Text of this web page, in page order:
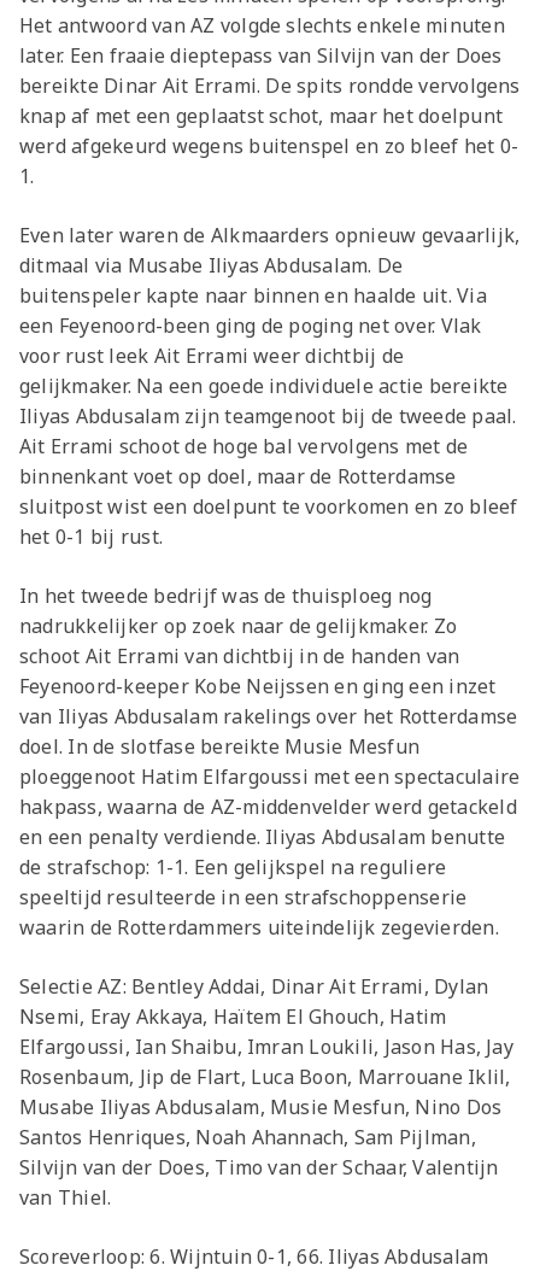
Het antwoord van AZ volgde slechts enkele minuten
later. Een fraaie dieptepass van Silvijn van der Does
bereikte Dinar Ait Errami. De spits rondde vervolgens
knap af met een geplaatst schot, maar het doelpunt
werd afgekeurd wegens buitenspel en zo bleef het 0-
1.
Even later waren de Alkmaarders opnieuw gevaarlijk,
ditmaal via Musabe Iliyas Abdusalam. De
buitenspeler kapte naar binnen en haalde uit. Via
een Feyenoord-been ging de poging net over. Vlak
voor rust leek Ait Errami weer dichtbij de
gelijkmaker. Na een goede individuele actie bereikte
Iliyas Abdusalam zijn teamgenoot bij de tweede paal.
Ait Errami schoot de hoge bal vervolgens met de
binnenkant voet op doel, maar de Rotterdamse
sluitpost wist een doelpunt te voorkomen en zo bleef
het 0-1 bij rust.
In het tweede bedrijf was de thuisploeg nog
nadrukkelijker op zoek naar de gelijkmaker. Zo
schoot Ait Errami van dichtbij in de handen van
Feyenoord-keeper Kobe Neijssen en ging een inzet
van Iliyas Abdusalam rakelings over het Rotterdamse
doel. In de slotfase bereikte Musie Mesfun
ploeggenoot Hatim Elfargoussi met een spectaculaire
hakpass, waarna de AZ-middenvelder werd getackeld
en een penalty verdiende. Iliyas Abdusalam benutte
de strafschop: 1-1. Een gelijkspel na reguliere
speeltijd resulteerde in een strafschoppenserie
waarin de Rotterdammers uiteindelijk zegevierden.
Selectie AZ: Bentley Addai, Dinar Ait Errami, Dylan
Nsemi, Eray Akkaya, Haïtem El Ghouch, Hatim
Elfargoussi, Ian Shaibu, Imran Loukili, Jason Has, Jay
Rosenbaum, Jip de Flart, Luca Boon, Marrouane Iklil,
Musabe Iliyas Abdusalam, Musie Mesfun, Nino Dos
Santos Henriques, Noah Ahannach, Sam Pijlman,
Silvijn van der Does, Timo van der Schaar, Valentijn
van Thiel.
Scoreverloop: 6. Wijntuin 0-1, 66. Iliyas Abdusalam